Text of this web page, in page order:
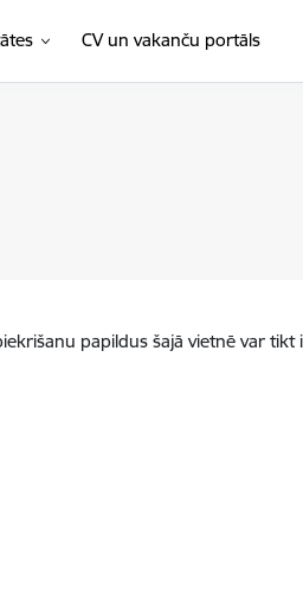
CV un vakanču portāls
papildus šajā vietnē var